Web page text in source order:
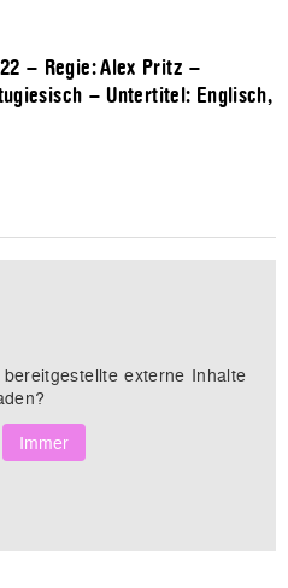
– Regie: Alex Pritz –
– Untertitel: Englisch,
bereitgestellte externe Inhalte
Immer